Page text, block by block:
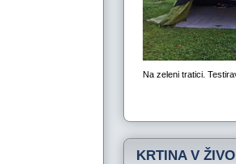
KRTINA V ŽIVO